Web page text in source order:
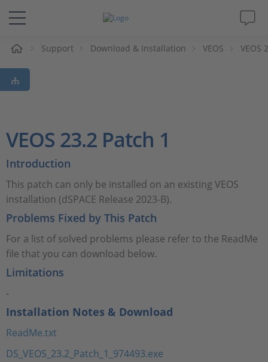
Solutions & Produits
Support
Société
Carrières
Support Download & Installation VEOS VEOS
VEOS 23.2 Patch 1
Introduction
This patch can only be installed on an existing VEOS
installation (dSPACE Release 2023-B).
Problems Fixed by This Patch
For a list of solved problems please refer to the ReadMe
file that you can download below.
Limitations
-
Installation Notes & Download
ReadMe.txt
DS_VEOS_23.2_Patch_1_974493.exe